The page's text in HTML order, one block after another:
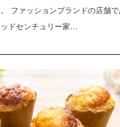
ファッションブランドの店舗で
ドセンチュリー家…